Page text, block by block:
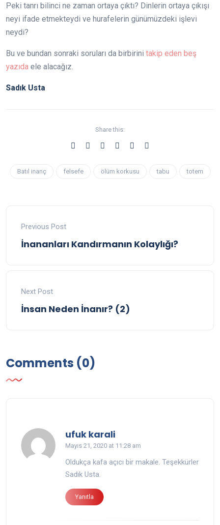
Peki tanrı bilinci ne zaman ortaya çıktı? Dinlerin ortaya çıkışı
neyi ifade etmekteydi ve hurafelerin günümüzdeki işlevi
neydi?
Bu ve bundan sonraki soruları da birbirini takip eden beş
yazıda ele alacağız.
Sadık Usta
Share this:
Batıl inanç felsefe ölüm korkusu tabu totem
Previous Post
İnananları Kandırmanın Kolaylığı?
Next Post
İnsan Neden İnanır? (2)
Comments (0)
ufuk karalisays:
Mayıs 21, 2020 at 11:28 am
Oldukça kafa açıcı bir makale. Teşekkürler
Sadık Usta.
Yanıtla